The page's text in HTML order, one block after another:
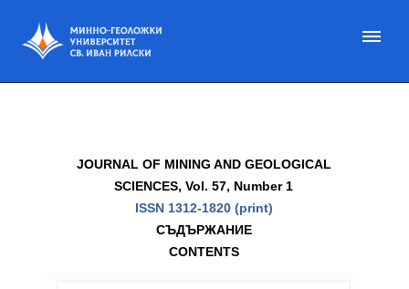
JOURNAL OF MINING AND GEOLOGICAL
SCIENCES, Vol. 57, Number 1
ISSN 1312-1820 (print)
СЪДЪРЖАНИЕ
CONTENTS